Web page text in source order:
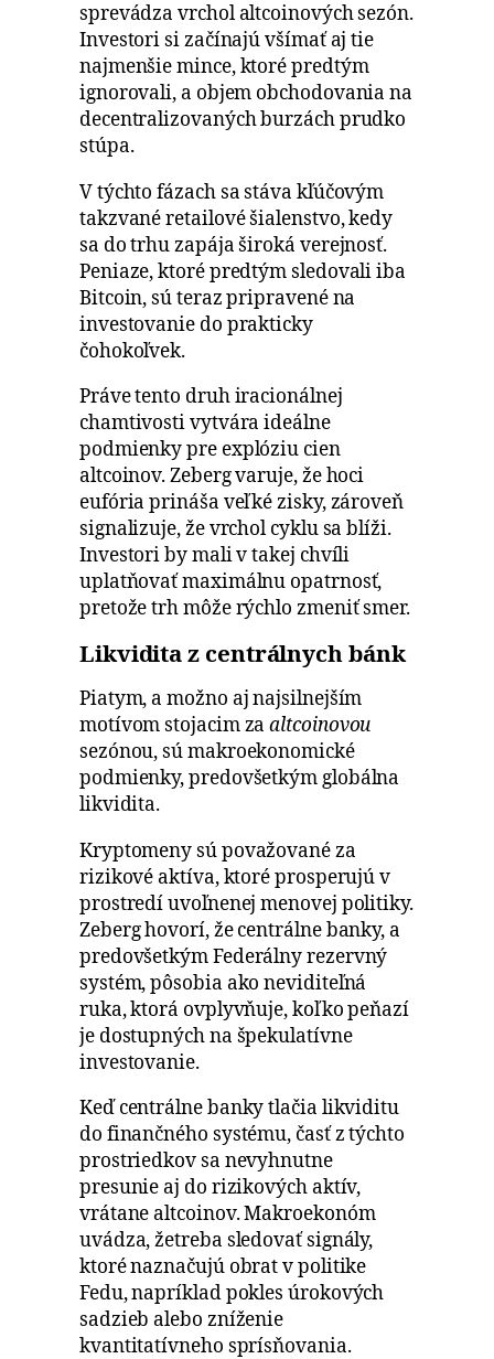
sprevádza vrchol altcoinových sezón.
Investori si začínajú všímať aj tie
najmenšie mince, ktoré predtým
ignorovali, a objem obchodovania na
decentralizovaných burzách prudko
stúpa.
V týchto fázach sa stáva kľúčovým
takzvané retailové šialenstvo, kedy
sa do trhu zapája široká verejnosť.
Peniaze, ktoré predtým sledovali iba
Bitcoin, sú teraz pripravené na
investovanie do prakticky
čohokoľvek.
Práve tento druh iracionálnej
chamtivosti vytvára ideálne
podmienky pre explóziu cien
altcoinov. Zeberg varuje, že hoci
eufória prináša veľké zisky, zároveň
signalizuje, že vrchol cyklu sa blíži.
Investori by mali v takej chvíli
uplatňovať maximálnu opatrnosť,
pretože trh môže rýchlo zmeniť smer.
Likvidita z centrálnych bánk
Piatym, a možno aj najsilnejším
motívom stojacim zaaltcoinovou
sezónou, sú makroekonomické
podmienky, predovšetkým globálna
likvidita.
Kryptomeny sú považované za
rizikové aktíva, ktoré prosperujú v
prostredí uvoľnenej menovej politiky.
Zeberg hovorí, že centrálne banky, a
predovšetkým Federálny rezervný
systém, pôsobia ako neviditeľná
ruka, ktorá ovplyvňuje, koľko peňazí
je dostupných na špekulatívne
investovanie.
Keď centrálne banky tlačia likviditu
do finančného systému, časť z týchto
prostriedkov sa nevyhnutne
presunie aj do rizikových aktív,
vrátane altcoinov. Makroekonóm
uvádza, žetreba sledovať signály,
ktoré naznačujú obrat v politike
Fedu, napríklad pokles úrokových
sadzieb alebo zníženie
kvantitatívneho sprísňovania.